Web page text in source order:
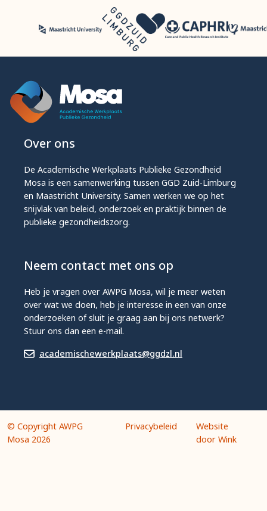
Over ons
De Academische Werkplaats Publieke Gezondheid
Mosa is een samenwerking tussen GGD Zuid-Limburg
en Maastricht University. Samen werken we op het
snijvlak van beleid, onderzoek en praktijk binnen de
publieke gezondheidszorg.
Neem contact met ons op
Heb je vragen over AWPG Mosa, wil je meer weten
over wat we doen, heb je interesse in een van onze
onderzoeken of sluit je graag aan bij ons netwerk?
Stuur ons dan een e-mail.
academischewerkplaats@ggdzl.nl
© Copyright AWPG
Mosa 2026
Privacybeleid
Website
door Wink